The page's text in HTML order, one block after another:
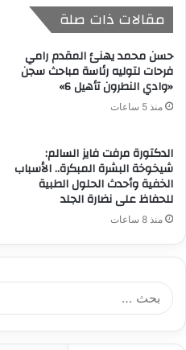
مقالات ذات صلة
حسن محمد يهنئ المقدم رامي
فرحات لتوليه رئاسة مباحث سجن
«وادي النطرون تأهيل 6»
منذ 5 ساعات
الدكتورة مرفت فايز السالم:
شيخوخة البشرة المبكرة.. الأسباب
الخفية وأحدث الحلول الطبية
للحفاظ على نضارة الجلد
منذ 8 ساعات